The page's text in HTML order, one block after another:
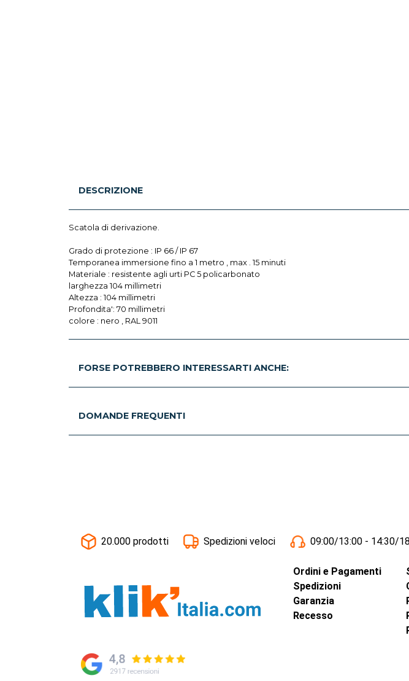
DESCRIZIONE
Scatola di derivazione.
Grado di protezione : IP 66 / IP 67
Temporanea immersione fino a 1 metro , max . 15 minuti
Materiale : resistente agli urti PC 5 policarbonato
larghezza 104 millimetri
Altezza : 104 millimetri
Profondita': 70 millimetri
colore : nero , RAL 9011
FORSE POTREBBERO INTERESSARTI ANCHE:
DOMANDE FREQUENTI
20.000 prodotti Spedizioni veloci 09:00/13:00 - 14:30/
Ordini e Pagamenti
Spedizioni
Garanzia
Recesso